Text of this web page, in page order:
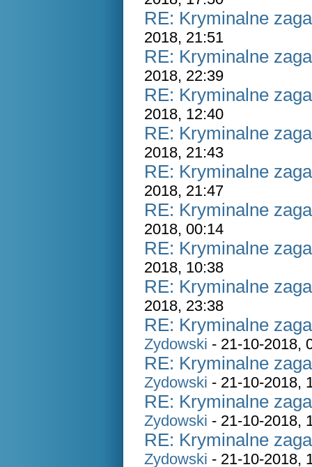
RE: Kryminalne
2018, 21:51
RE: Kryminalne
2018, 22:39
RE: Kryminalne
2018, 12:40
RE: Kryminalne
2018, 21:43
RE: Kryminalne
2018, 21:47
RE: Kryminalne
2018, 00:14
RE: Kryminalne
2018, 10:38
RE: Kryminalne
2018, 23:38
RE: Kryminalne
Zydowski - 21-10-2018,
RE: Kryminalne
Zydowski - 21-10-2018,
RE: Kryminalne
Zydowski - 21-10-2018,
RE: Kryminalne
Zydowski - 21-10-2018,